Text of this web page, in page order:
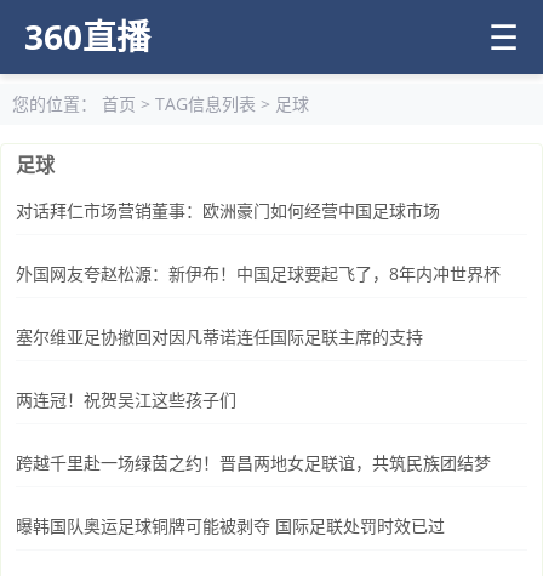
360直播 ☰
您的位置： 首页 > TAG信息列表 > 足球
足球
对话拜仁市场营销董事：欧洲豪门如何经营中国足球市场
外国网友夸赵松源：新伊布！中国足球要起飞了，8年内冲世界杯
塞尔维亚足协撤回对因凡蒂诺连任国际足联主席的支持
两连冠！祝贺吴江这些孩子们
跨越千里赴一场绿茵之约！晋昌两地女足联谊，共筑民族团结梦
曝韩国队奥运足球铜牌可能被剥夺 国际足联处罚时效已过